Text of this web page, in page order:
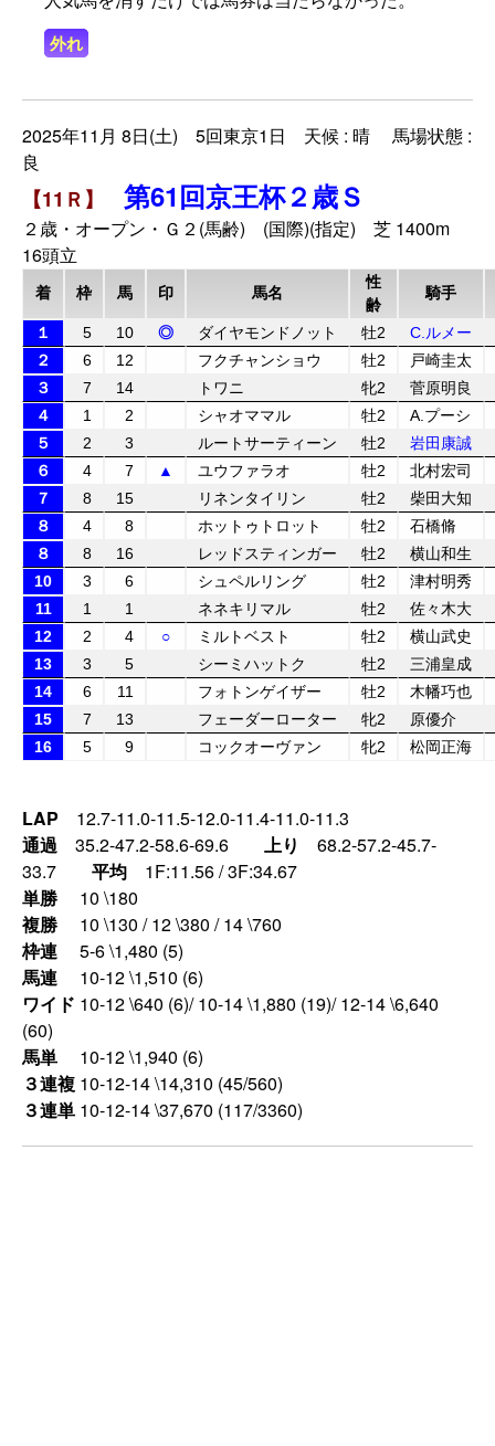
外れ
2025年11月 8日(土) 5回東京1日 天候 : 晴 馬場状態 :
良
【11Ｒ】 第61回京王杯２歳Ｓ
２歳・オープン・Ｇ２(馬齢) (国際)(指定) 芝 1400m
16頭立
着 枠 馬 印 馬名
性
齢
騎手
１ 5 10 ◎ ダイヤモンドノット 牡2
C.ルメー
２
6 12 フクチャンショウ 牡2
戸崎圭太
３
7 14 トワニ 牝2
菅原明良
４
1 2 シャオママル 牡2
A.プーシ
５
2 3 ルートサーティーン 牡2
岩田康誠
６
4 7 ▲ ユウファラオ 牡2
北村宏司
７
8 15 リネンタイリン 牡2
柴田大知
８
4 8 ホットゥトロット 牡2
石橋脩
８
8 16 レッドスティンガー 牡2
横山和生
10
3 6 シュペルリング 牡2
津村明秀
11
1 1 ネネキリマル 牡2
佐々木大
12
2 4 ○ ミルトベスト 牡2
横山武史
13
3 5 シーミハットク 牡2
三浦皇成
14
6 11 フォトンゲイザー 牡2
木幡巧也
15
7 13 フェーダーローター 牝2
原優介
16
5 9 コックオーヴァン 牝2 松岡正海
LAP 12.7-11.0-11.5-12.0-11.4-11.0-11.3
通過 35.2-47.2-58.6-69.6 上り 68.2-57.2-45.7-
33.7 平均 1F:11.56 / 3F:34.67
単勝
10 \180
複勝
10 \130 / 12 \380 / 14 \760
枠連
5-6 \1,480 (5)
馬連
10-12 \1,510 (6)
ワイド 10-12 \640 (6)/ 10-14 \1,880 (19)/ 12-14 \6,640
(60)
馬単
10-12 \1,940 (6)
３連複 10-12-14 \14,310 (45/560)
３連単 10-12-14 \37,670 (117/3360)